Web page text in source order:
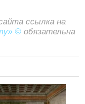
ссылка на
© обязательна